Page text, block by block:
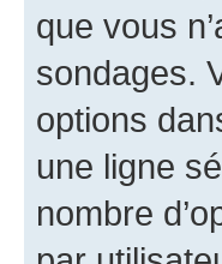
que vous
sondages.
options
une ligne
nombre